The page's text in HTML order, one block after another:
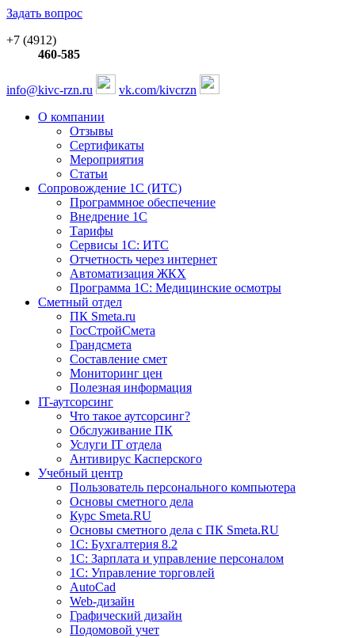
Задать вопрос
+7 (4912)
460-585
info@kivc-rzn.ru
vk.com/kivcrzn
О компании
Отзывы
Сертификаты
Мероприятия
Статьи
Сопровождение 1С (ИТС)
Программное обеспечение
Внедрение 1С
Тарифы
Сервисы 1С: ИТС
Отчетность через интернет
Автоматизация ЖКХ
Программа 1С: Медицинские осмотры
Сметный отдел
ПК Smeta.ru
ГосСтройСмета
Грандсмета
Составление смет
Мониторинг цен
Полезная информация
IT-аутсорсинг
Что такое аутсорсинг?
Обслуживание ПК
Услуги IT отдела
Антивирус Касперского
Учебный центр
Пользователь персонального компьютера
Основы сметного дела
Курс Smeta.RU
Основы сметного дела с ПК Smeta.RU
1С: Бухгалтерия 8.2
1С: Зарплата и управление персоналом
1C: Управление торговлей
AutoCad
Web-дизайн
Графический дизайн
Подомовой учет